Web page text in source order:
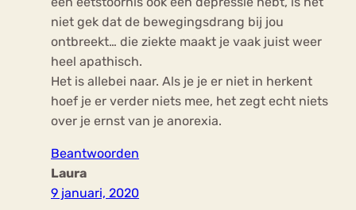
niet gek dat de bewegingsdrang bij jou
ontbreekt… die ziekte maakt je vaak juist weer
heel apathisch.
Het is allebei naar. Als je je er niet in herkent
hoef je er verder niets mee, het zegt echt niets
over je ernst van je anorexia.
Beantwoorden
Laura
9 januari, 2020